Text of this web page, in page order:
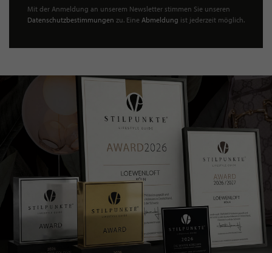
Mit der Anmeldung an unserem Newsletter stimmen Sie unseren
Datenschutzbestimmungen zu. Eine Abmeldung ist jederzeit möglich.